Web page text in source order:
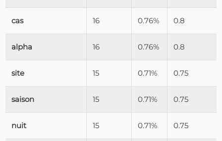
cas 16 0.76% 0.8
alpha 16 0.76% 0.8
site 15 0.71% 0.75
saison 15 0.71% 0.75
nuit 15 0.71% 0.75